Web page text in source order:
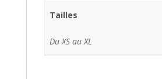
Tailles
Du XS au XL